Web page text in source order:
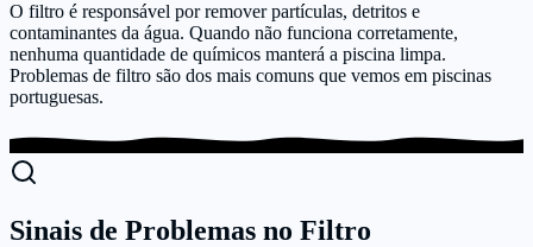
O filtro é responsável por remover partículas, detritos e
contaminantes da água. Quando não funciona corretamente,
nenhuma quantidade de químicos manterá a piscina limpa.
Problemas de filtro são dos mais comuns que vemos em piscinas
portuguesas.
Sinais de Problemas no Filtro